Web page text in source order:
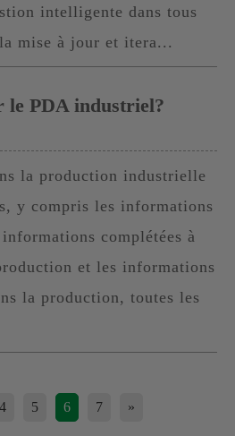
intelligente dans tous
mise à jour et itera...
le PDA industriel?
la production industrielle
y compris les informations
complétées à
et les informations
la production, toutes les
4 5 6 7 »